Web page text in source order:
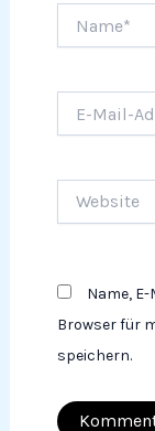
Mail-
Name,
Browser für
speichern.